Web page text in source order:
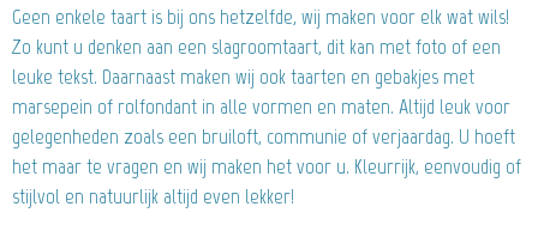
Geen enkele taart is bij ons hetzelfde, wij maken voor elk wat wils!
Zo kunt u denken aan een slagroomtaart, dit kan met foto of een
leuke tekst. Daarnaast maken wij ook taarten en gebakjes met
marsepein of rolfondant in alle vormen en maten. Altijd leuk voor
gelegenheden zoals een bruiloft, communie of verjaardag. U hoeft
het maar te vragen en wij maken het voor u. Kleurrijk, eenvoudig of
stijlvol en natuurlijk altijd even lekker!